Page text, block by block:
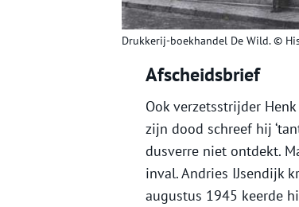
Drukkerij-boekhandel De Wild. ©
Afscheidsbrief
Ook verzetsstrijder
zijn dood schreef hij
dusverre niet ontdekt.
inval. Andries IJsendijk
augustus 1945 keerde